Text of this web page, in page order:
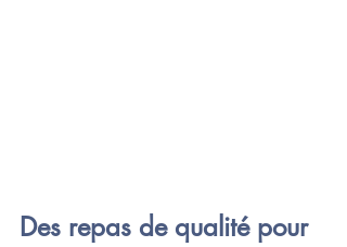
Des repas de qualité pour